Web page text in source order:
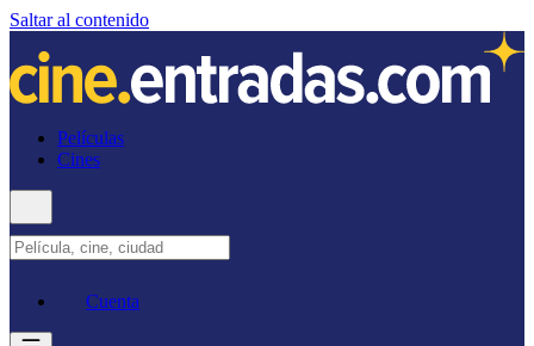
Saltar al contenido
Películas
Cines
Cuenta